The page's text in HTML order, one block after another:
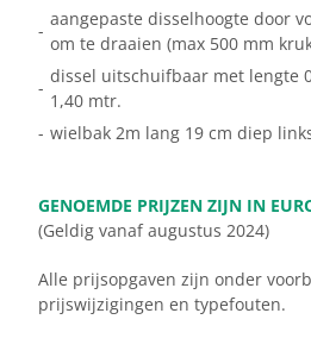
-
aangepaste disselhoogte door
om te draaien (max 500 mm
-
dissel uitschuifbaar met lengte
1,40 mtr.
- wielbak 2m lang 19 cm diep
GENOEMDE PRIJZEN ZIJN IN
(Geldig vanaf augustus 2024)
Alle prijsopgaven zijn onder
prijswijzigingen en typefouten.